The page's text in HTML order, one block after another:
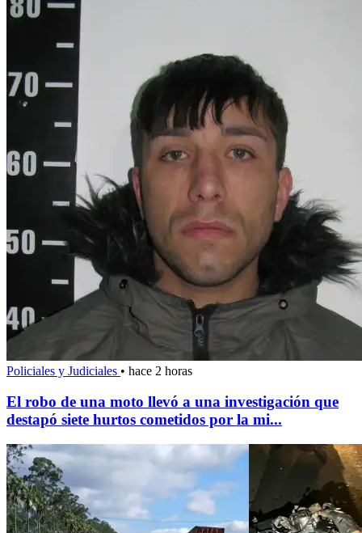
Policiales y Judiciales • hace 2 horas
El robo de una moto llevó a una investigación que
destapó siete hurtos cometidos por la mi...